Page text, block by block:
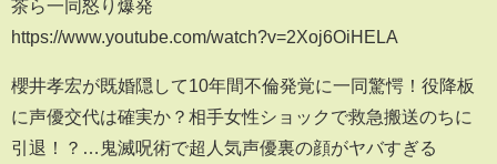
茶ら一同怒り爆発
https://www.youtube.com/watch?v=2Xoj6OiHELA
櫻井孝宏が既婚隠して10年間不倫発覚に一同驚愕！役降板
に声優交代は確実か？相手女性ショックで救急搬送のちに
引退！？…鬼滅呪術で超人気声優裏の顔がヤバすぎる